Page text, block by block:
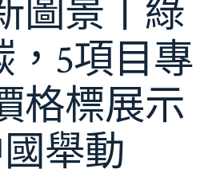
圖景丨綠
，5項目專
格標展示
舉動